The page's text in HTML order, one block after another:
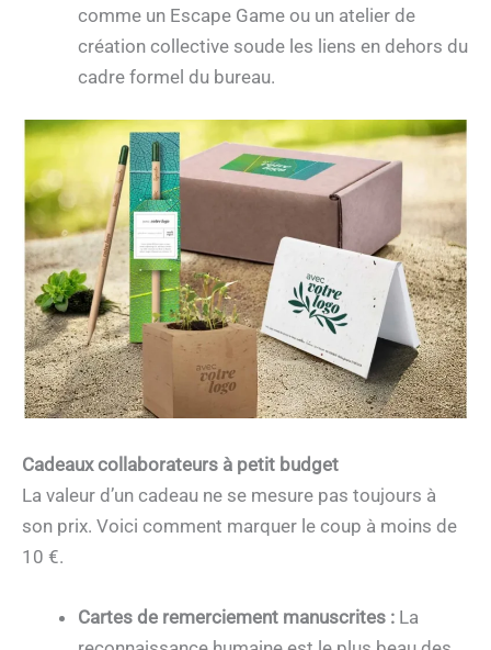
comme un Escape Game ou un atelier de
création collective soude les liens en dehors du
cadre formel du bureau.
Cadeaux collaborateurs à petit budget
La valeur d’un cadeau ne se mesure pas toujours à
son prix. Voici comment marquer le coup à moins de
10 €.
Cartes de remerciement manuscrites : La